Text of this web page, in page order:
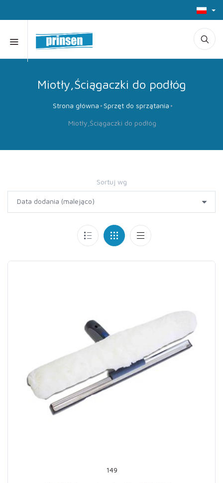
Miotły,Ściągaczki do podłóg
Strona główna Sprzęt do sprzątania
Miotły,Ściągaczki do podłóg
Sortuj wg
149